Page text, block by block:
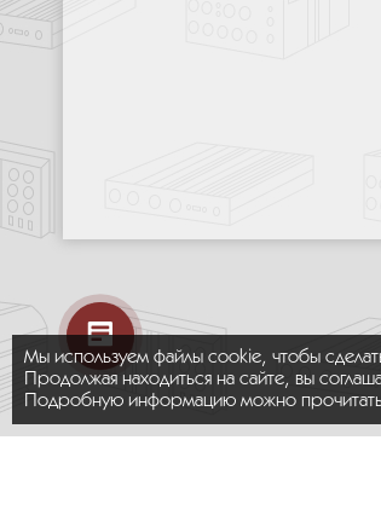
Мы используем файлы cookie, чтобы
Продолжая находиться на сайте, вы
Подробную информацию можно